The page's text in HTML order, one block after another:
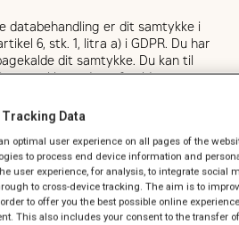
databehandling er dit samtykke i
6, stk. 1, litra a) i GDPR. Du har
dit samtykke. Du kan til
samtykke ved at afmelde
vi dig mulighed for at kontakte os
på hjemmesiden. Følgende
vi kan besvare dine spørgsmål:
Data
optimal user experience on all pages of the
to process end device information and
user experience, for analysis, to integrate social
to cross-device tracking. The aim is to
to offer you the best possible online
This also includes your consent to the transfer